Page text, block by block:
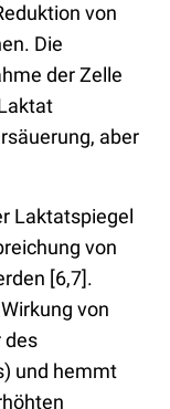
von
Die
der Zelle
aber
Laktatspiegel
von
[6,7].
von
des
und hemmt